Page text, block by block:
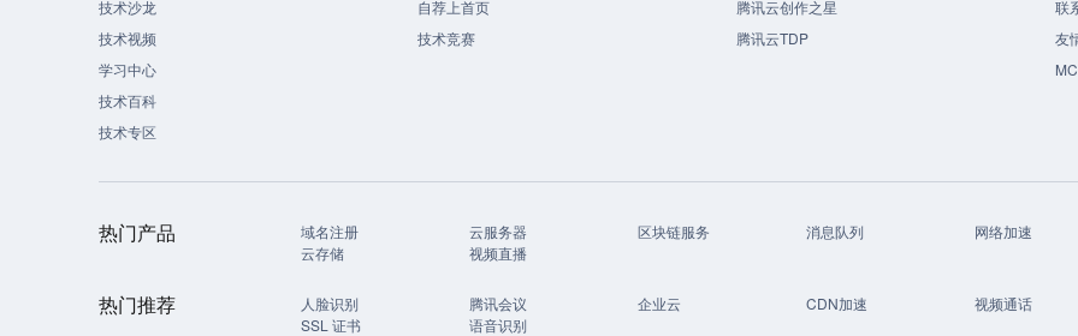
技术沙龙
技术视频
学习中心
技术百科
技术专区
自荐上首页
技术竞赛
腾讯云创作之星
腾讯云TDP
联
友
热门产品 域名注册 云服务器 区块链服务 消息队列
网络加速
云存储
视频直播
热门推荐 人脸识别 腾讯会议 企业云 CDN加速
视频通话
SSL 证书
语音识别